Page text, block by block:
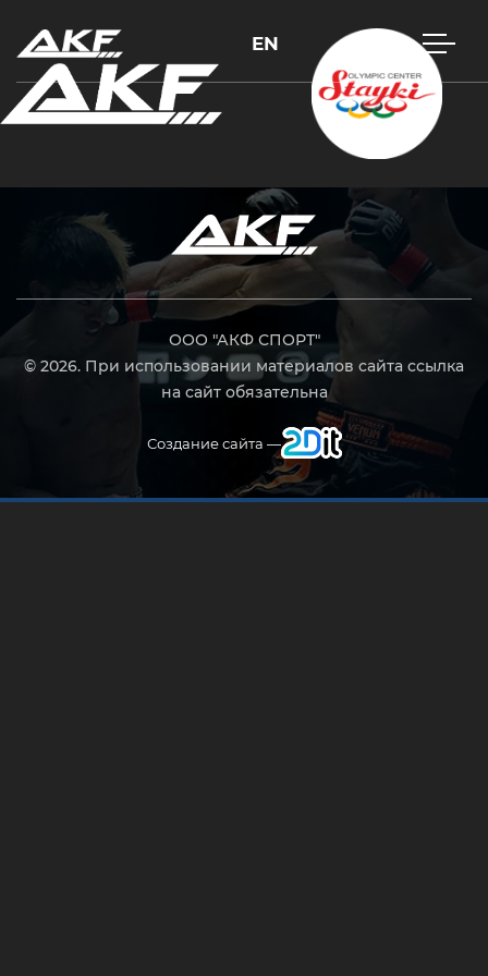
EN
ООО "АКФ СПОРТ"
© 2026. При использовании материалов сайта ссылка
на сайт обязательна
Создание сайта —
Нажмите Enter для поиска или Esc, чтобы закрыть